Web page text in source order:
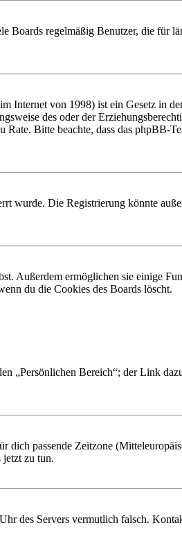
Boards regelmäßig Benutzer, die für
Internet von 1998) ist ein Gesetz in
des oder der
Bitte beachte, dass das phpBB-
wurde. Die Registrierung könnte
Außerdem ermöglichen sie einige
du die Cookies des Boards löscht.
„Persönlichen Bereich“; der Link
dich passende Zeitzone
jetzt zu tun.
des Servers vermutlich falsch.